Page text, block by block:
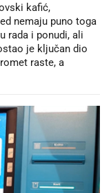
kafić,
nemaju puno toga
rada i ponudi, ali
je ključan dio
raste, a